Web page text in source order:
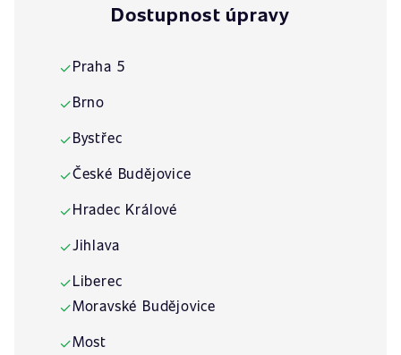
Dostupnost úpravy
✓Praha 5
✓Brno
✓Bystřec
✓České Budějovice
✓Hradec Králové
✓Jihlava
✓Liberec
✓Moravské Budějovice
✓Most